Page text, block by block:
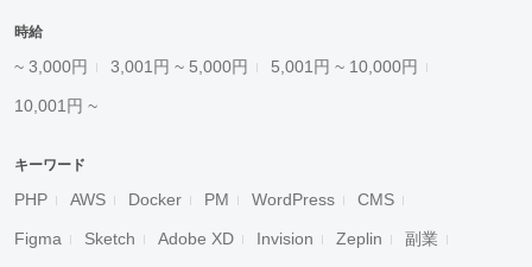
時給
~ 3,000円 3,001円 ~ 5,000円 5,001円 ~ 10,000円
10,001円 ~
キーワード
PHP AWS Docker PM WordPress CMS
Figma Sketch Adobe XD Invision Zeplin 副業